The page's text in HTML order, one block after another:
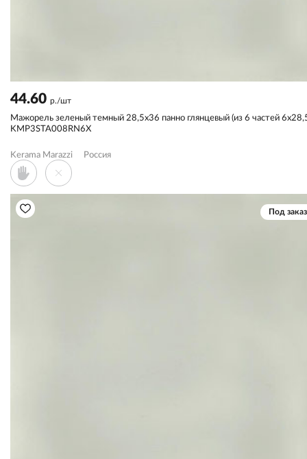
44.60 р./шт
Мажорель зеленый темный 28,5x36 панно глянцевый (из 6 частей
KMP3STA008RN6X
Kerama Marazzi Россия
Под заказ